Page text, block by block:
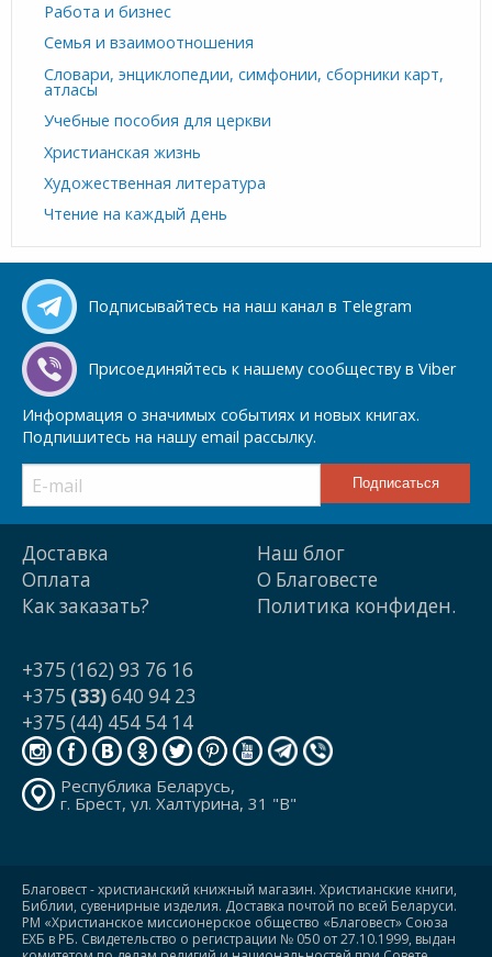
Работа и бизнес
Семья и взаимоотношения
Словари, энциклопедии, симфонии, сборники карт,
атласы
Учебные пособия для церкви
Христианская жизнь
Художественная литература
Чтение на каждый день
Подписывайтесь на наш канал в Telegram
Присоединяйтесь к нашему сообществу в Viber
Информация о значимых событиях и новых книгах.
Подпишитесь на нашу email рассылку.
Доставка
Оплата
Как заказать?
Наш блог
О Благовесте
Политика конфиден.
+375 (162) 93 76 16
+375 (33)640 94 23
+375 (44) 454 54 14
Республика Беларусь,
г. Брест, ул. Халтурина, 31 "В"
Благовест - христианский книжный магазин. Христианские книги,
Библии, сувенирные изделия. Доставка почтой по всей Беларуси.
РМ «Христианское миссионерское общество «Благовест» Союза
ЕХБ в РБ. Свидетельство о регистрации № 050 от 27.10.1999, выдан